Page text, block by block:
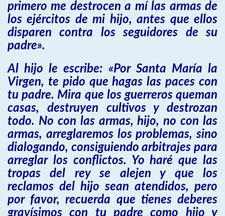
primero me destrocen a mí las armas de
los ejércitos de mi hijo, antes que ellos
disparen contra los seguidores de su
padre».
Al hijo le escribe: «Por Santa María la
Virgen, te pido que hagas las paces con
tu padre. Mira que los guerreros queman
casas, destruyen cultivos y destrozan
todo. No con las armas, hijo, no con las
armas, arreglaremos los problemas, sino
dialogando, consiguiendo arbitrajes para
arreglar los conflictos. Yo haré que las
tropas del rey se alejen y que los
reclamos del hijo sean atendidos, pero
por favor, recuerda que tienes deberes
gravísimos con tu padre como hijo y